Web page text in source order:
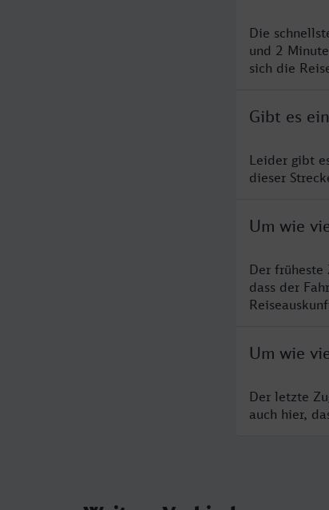
Die
und 2
sich die
Gibt es
Leider gibt
dieser
Um wie
Der
dass der
Um wie
Der letzte
auch hier,